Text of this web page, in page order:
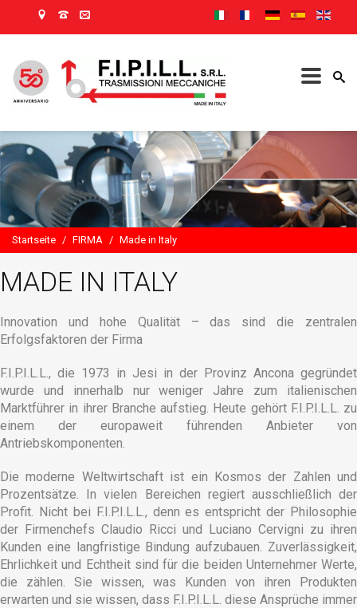
Startseite / FIRMA / Made in Italy
MADE IN ITALY
Innovation und hohe Qualität – das sind die zentralen
Erfolgsfaktoren der Firma
F.I.P.I.L.L., die 1973 in Jesi in der Provinz Ancona gegründet
wurde und innerhalb nur weniger Jahre zum italienischen
Marktführer in ihrer Branche aufstieg. Heute gehört F.I.P.I.L.L. zu
einem der europaweit führenden Anbieter von
Antriebskomponenten.
Die moderne Weltwirtschaft ist ein Kosmos der Zahlen und
Prozentsätze. In vielen Bereichen regiert ausschließlich der
Profit. Nicht bei F.I.P.I.L.L., denn es entspricht der Philosophie
der Firmenchefs Claudio Ricci und Luciano Cervigni zu ihren
Kunden eine langfristige Bindung aufzubauen. Zuverlässigkeit,
Ehrlichkeit und Echtheit sind für die beiden Unternehmer Werte,
die zählen. Sie wissen, was Kunden von ihren Produkten
erwarten und sie wissen, dass F.I.P.I.L.L. diese Ansprüche immer